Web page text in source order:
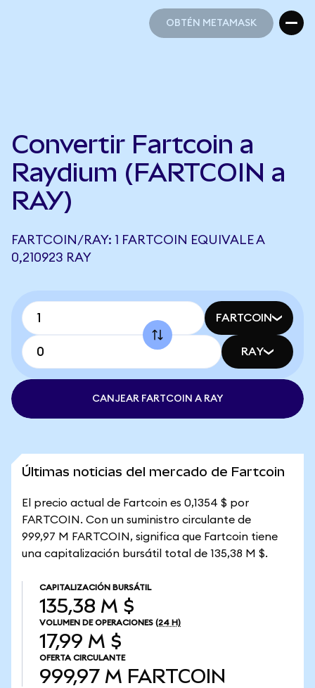
OBTÉN METAMASK
Convertir Fartcoin a
Raydium (FARTCOIN a
RAY)
FARTCOIN/RAY: 1 FARTCOIN EQUIVALE A
0,210923 RAY
FARTCOIN
RAY
CANJEAR FARTCOIN A RAY
Últimas noticias del mercado de Fartcoin
El precio actual de Fartcoin es 0,1354 $ por
FARTCOIN. Con un suministro circulante de
999,97 M FARTCOIN, significa que Fartcoin tiene
una capitalización bursátil total de 135,38 M $.
CAPITALIZACIÓN BURSÁTIL
135,38 M $
VOLUMEN DE OPERACIONES (24 H)
17,99 M $
OFERTA CIRCULANTE
999,97 M FARTCOIN